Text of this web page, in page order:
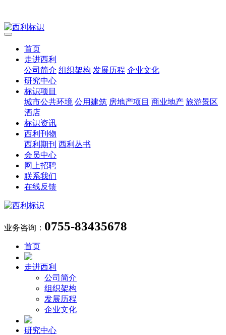
首页
走进西利
公司简介 组织架构 发展历程 企业文化
研究中心
标识项目
城市公共环境 公用建筑 房地产项目 商业地产 旅游景区
酒店
标识资讯
西利刊物
西利期刊 西利丛书
会员中心
网上招聘
联系我们
在线反馈
业务咨询： 0755-83435678
首页
走进西利
公司简介
组织架构
发展历程
企业文化
研究中心